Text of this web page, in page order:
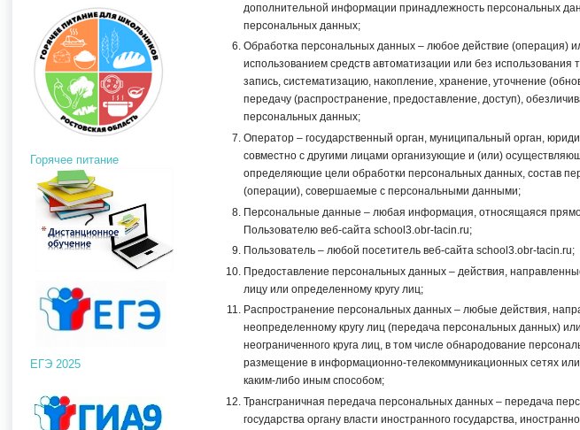
дополнительной информации принадлежность персональных
персональных данных;
Обработка персональных данных – любое действие (операция)
использованием средств автоматизации или без
запись, систематизацию, накопление, хранение, уточнение
передачу (распространение, предоставление, доступ),
персональных данных;
Оператор – государственный орган, муниципальный орган,
совместно с другими лицами организующие и (или)
определяющие цели обработки персональных данных, состав
(операции), совершаемые с персональными данными;
Персональные данные – любая информация, относящаяся
Пользователю веб-сайта school3.obr-tacin.ru;
Пользователь – любой посетитель веб-сайта school3.obr-tacin.ru;
Предоставление персональных данных – действия,
лицу или определенному кругу лиц;
Распространение персональных данных – любые действия,
неопределенному кругу лиц (передача персональных данных)
неограниченного круга лиц, в том числе обнародование
размещение в информационно-телекоммуникационных сетях
каким-либо иным способом;
Трансграничная передача персональных данных – передача
государства органу власти иностранного государства,
Горячее питание
ЕГЭ 2025